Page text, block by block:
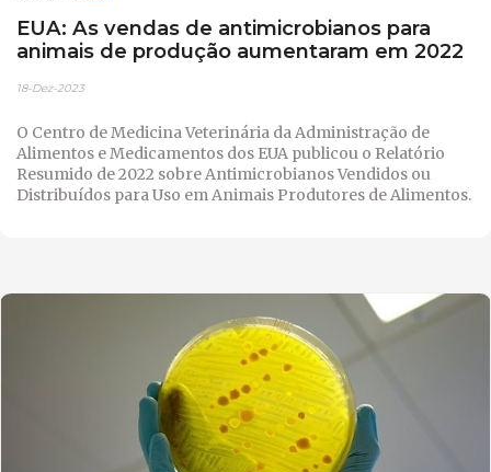
EUA: As vendas de antimicrobianos para
animais de produção aumentaram em 2022
18-Dez-2023
O Centro de Medicina Veterinária da Administração de
Alimentos e Medicamentos dos EUA publicou o Relatório
Resumido de 2022 sobre Antimicrobianos Vendidos ou
Distribuídos para Uso em Animais Produtores de Alimentos.